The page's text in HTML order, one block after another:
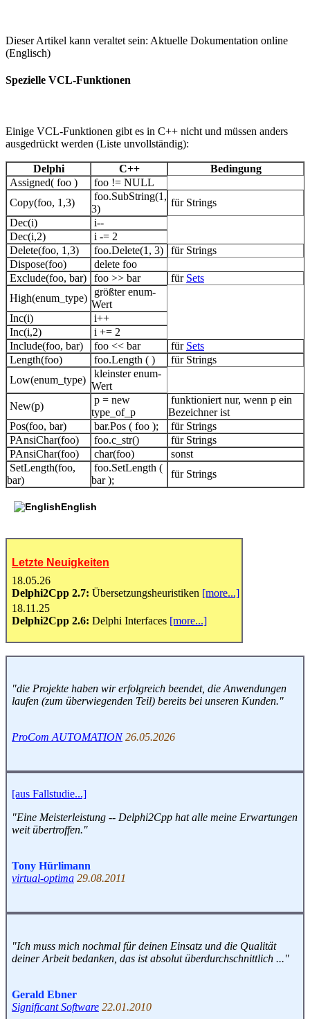
Dieser Artikel kann veraltet sein: Aktuelle Dokumentation online
(Englisch)
Spezielle VCL-Funktionen
Einige VCL-Funktionen gibt es in C++ nicht und müssen anders
ausgedrückt werden (Liste unvollständig):
Delphi C++
Bedingung
Assigned( foo )
foo != NULL
Copy(foo, 1,3)
foo.SubString(1,
3)
für Strings
Dec(i)
i--
Dec(i,2)
i -= 2
Delete(foo, 1,3)
foo.Delete(1, 3)
für Strings
Dispose(foo)
delete foo
Exclude(foo, bar)
foo >> bar für Sets
High(enum_type)
größter enum-
Wert
Inc(i)
i++
Inc(i,2)
i += 2
Include(foo, bar)
foo << bar für Sets
Length(foo)
foo.Length ( )
für Strings
Low(enum_type)
kleinster enum-
Wert
New(p)
p = new
type_of_p
funktioniert nur, wenn p ein
Bezeichner ist
Pos(foo, bar)
bar.Pos ( foo );
für Strings
PAnsiChar(foo)
foo.c_str()
für Strings
PAnsiChar(foo)
char(foo)
sonst
SetLength(foo,
bar)
foo.SetLength (
bar );
für Strings
English
Letzte Neuigkeiten
18.05.26
Delphi2Cpp 2.7: Übersetzungsheuristiken [more...]
18.11.25
Delphi2Cpp 2.6: Delphi Interfaces [more...]
"die Projekte haben wir erfolgreich beendet, die Anwendungen
laufen (zum überwiegenden Teil) bereits bei unseren Kunden."
ProCom AUTOMATION26.05.2026
[aus Fallstudie...]
"Eine Meisterleistung -- Delphi2Cpp hat alle meine Erwartungen
weit übertroffen."
Tony Hürlimann
virtual-optima 29.08.2011
"Ich muss mich nochmal für deinen Einsatz und die Qualität
deiner Arbeit bedanken, das ist absolut überdurchschnittlich ..."
Gerald Ebner
Significant Software 22.01.2010